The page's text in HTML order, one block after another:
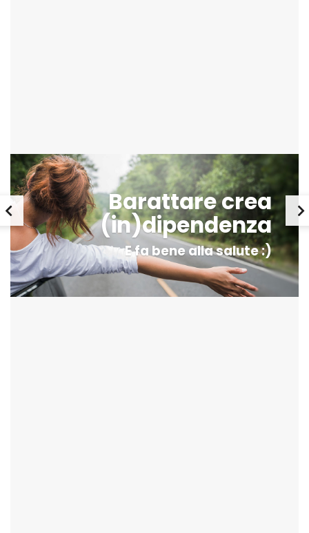
Barattare crea
(in)dipendenza
E fa bene alla salute :)